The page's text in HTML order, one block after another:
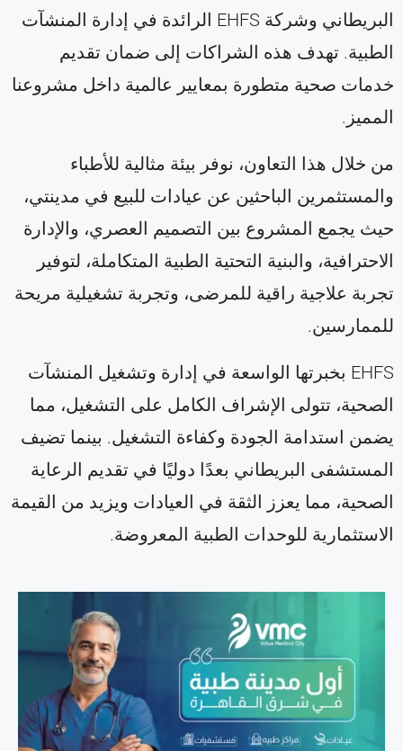
البريطاني وشركة EHFS الرائدة في إدارة المنشآت
الطبية. تهدف هذه الشراكات إلى ضمان تقديم
خدمات صحية متطورة بمعايير عالمية داخل مشروعنا
المميز.
من خلال هذا التعاون، نوفر بيئة مثالية للأطباء
والمستثمرين الباحثين عن عيادات للبيع في مدينتي،
حيث يجمع المشروع بين التصميم العصري، والإدارة
الاحترافية، والبنية التحتية الطبية المتكاملة، لتوفير
تجربة علاجية راقية للمرضى، وتجربة تشغيلية مريحة
للممارسين.
EHFS بخبرتها الواسعة في إدارة وتشغيل المنشآت
الصحية، تتولى الإشراف الكامل على التشغيل، مما
يضمن استدامة الجودة وكفاءة التشغيل. بينما تضيف
المستشفى البريطاني بعدًا دوليًا في تقديم الرعاية
الصحية، مما يعزز الثقة في العيادات ويزيد من القيمة
الاستثمارية للوحدات الطبية المعروضة.